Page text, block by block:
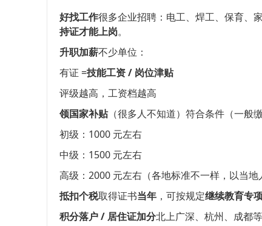
好找工作很多企业招聘：电工、焊工、保育、
持证才能上岗。
升职加薪不少单位：
有证 =技能工资 / 岗位津贴
评级越高，工资档越高
领国家补贴（很多人不知道）符合条件（一般
初级：1000 元左右
中级：1500 元左右
高级：2000 元左右（各地标准不一样，以当地
抵扣个税取得证书当年 ，可按规定继续教育专
积分落户 / 居住证加分北上广深、杭州、成都